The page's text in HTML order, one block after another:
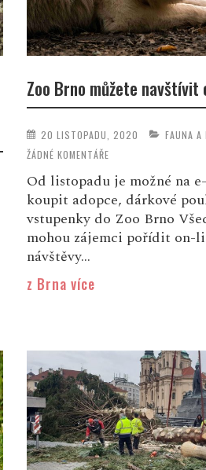
Zoo Brno můžete navštívit
20 LISTOPADU, 2020
FAUNA A
ŽÁDNÉ KOMENTÁŘE
Od listopadu je možné na
koupit adopce, dárkové
vstupenky do Zoo Brno
mohou zájemci pořídit on-
návštěvy...
z Brna více